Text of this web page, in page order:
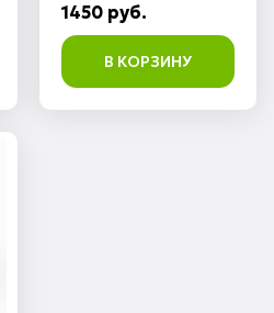
1450 руб.
В КОРЗИНУ